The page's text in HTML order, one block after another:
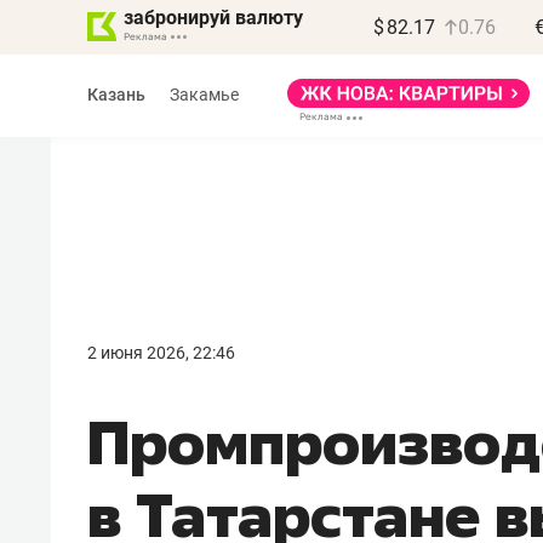
забронируй валюту $ 82.17 0.76
Казань Закамье
2 июня 2026, 22:46
в Татарстане
правил, бизнес может
потерять минимум